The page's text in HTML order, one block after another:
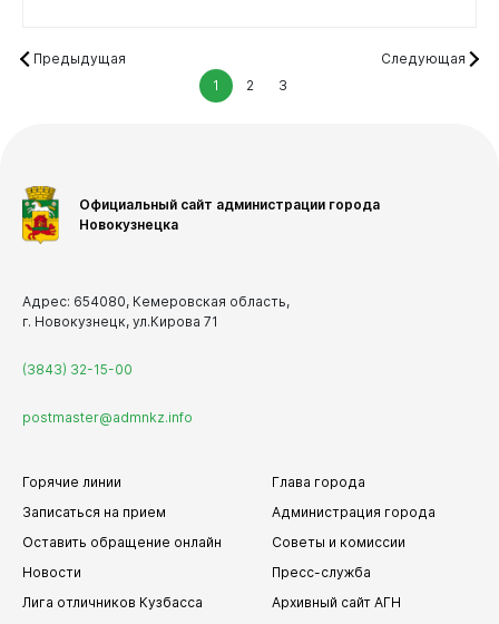
Предыдущая
1
2 3
Следующая
Официальный сайт администрации города
Новокузнецка
Адрес: 654080, Кемеровская область,
г. Новокузнецк, ул.Кирова 71
(3843) 32-15-00
postmaster@admnkz.info
Горячие линии
Записаться на прием
Оставить обращение онлайн
Новости
Лига отличников Кузбасса
Глава города
Администрация города
Советы и комиссии
Пресс-служба
Архивный сайт АГН